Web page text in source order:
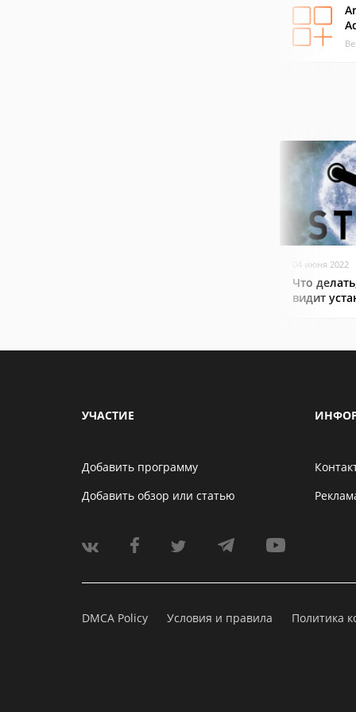
04 июня 2022
Что
видит
УЧАСТИЕ
Добавить программу
Добавить обзор или статью
DMCA Policy Условия и правила Политика